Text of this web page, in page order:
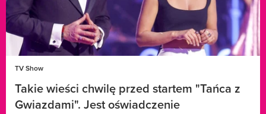
TV Show
Takie wieści chwilę przed startem "Tańca z
Gwiazdami". Jest oświadczenie